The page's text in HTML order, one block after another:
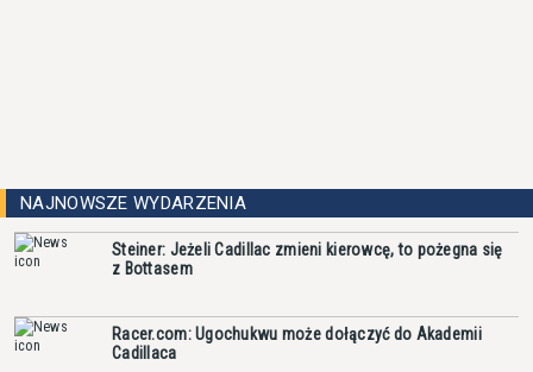
NAJNOWSZE WYDARZENIA
Steiner: Jeżeli Cadillac zmieni kierowcę, to pożegna się
z Bottasem
Racer.com: Ugochukwu może dołączyć do Akademii
Cadillaca